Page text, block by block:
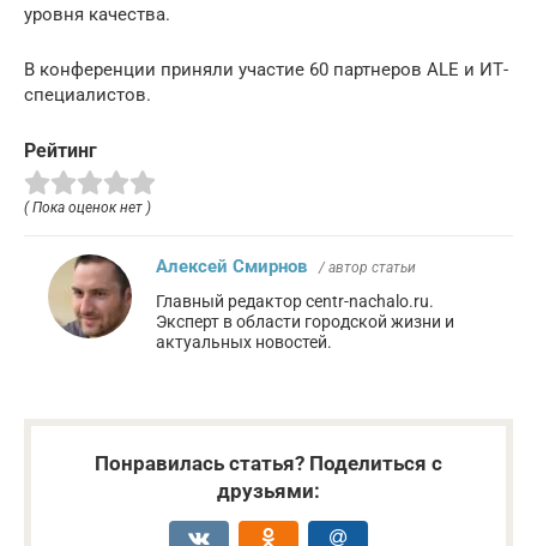
уровня качества.
В конференции приняли участие 60 партнеров ALE и ИТ-
специалистов.
Рейтинг
( Пока оценок нет )
Алексей Смирнов / автор статьи
Главный редактор centr-nachalo.ru.
Эксперт в области городской жизни и
актуальных новостей.
Понравилась статья? Поделиться с
друзьями: